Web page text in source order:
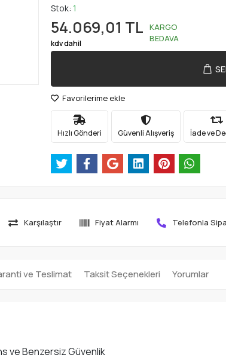
Stok: 1
54.069,01 TL
kdv dahil
KARGO
BEDAVA
Favorilerime ekle
Hızlı Gönderi Güvenli Alışveriş İade ve
Karşılaştır Fiyat Alarmı Telefonla
ve Teslimat Taksit Seçenekleri Yorumlar
ve Benzersiz Güvenlik